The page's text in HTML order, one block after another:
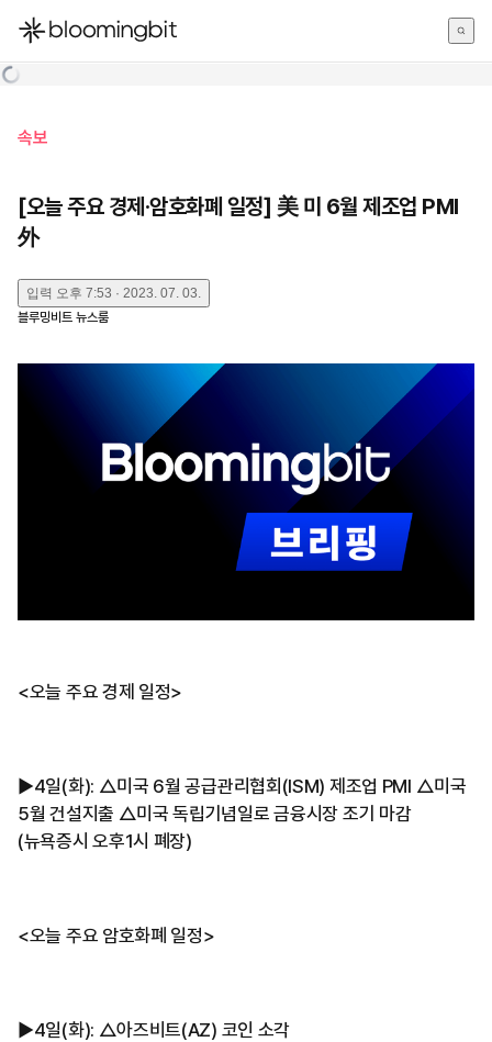
한국어
속보
[오늘 주요 경제·암호화폐 일정] 美 미 6월 제조업 PMI
外
입력 오후 7:53 · 2023. 07. 03.
블루밍비트 뉴스룸
<오늘 주요 경제 일정>
▶4일(화): △미국 6월 공급관리협회(ISM) 제조업 PMI △미국
5월 건설지출 △미국 독립기념일로 금융시장 조기 마감
(뉴욕증시 오후1시 폐장)
<오늘 주요 암호화폐 일정>
▶4일(화): △아즈비트(AZ) 코인 소각